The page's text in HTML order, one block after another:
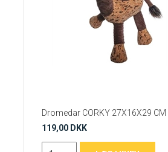
Dromedar CORKY 27X16X29 CM
119,00 DKK